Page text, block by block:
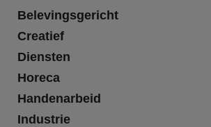
Belevingsgericht
Creatief
Diensten
Horeca
Handenarbeid
Industrie